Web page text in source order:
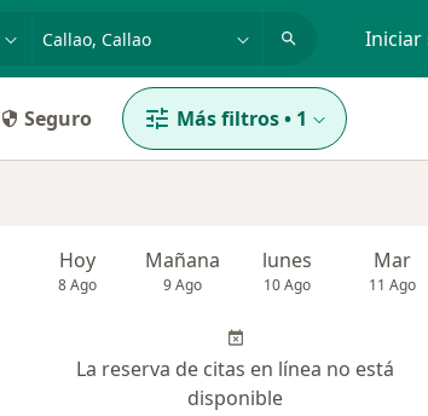
o nombre Iniciar
Seguro Más filtros• 1
Hoy
8 Ago
Mañana
9 Ago
lunes
10 Ago
Mar
11 Ago
La reserva de citas en línea no está
disponible